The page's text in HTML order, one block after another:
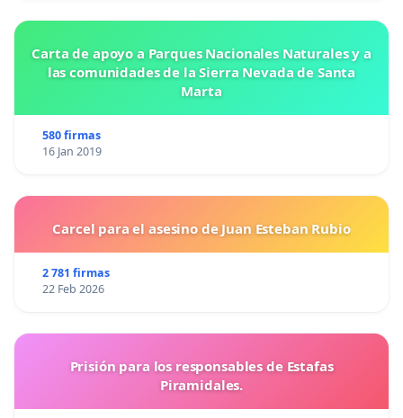
Carta de apoyo a Parques Nacionales Naturales y a
las comunidades de la Sierra Nevada de Santa
Marta
580 firmas
16 Jan 2019
Carcel para el asesino de Juan Esteban Rubio
2 781 firmas
22 Feb 2026
Prisión para los responsables de Estafas
Piramidales.